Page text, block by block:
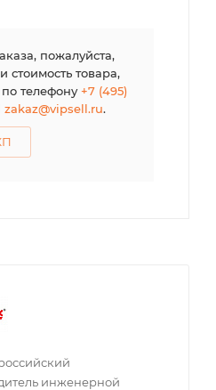
пожалуйста,
стоимость товара,
телефону+7 (495)
zakaz@vipsell.ru.
инженерной